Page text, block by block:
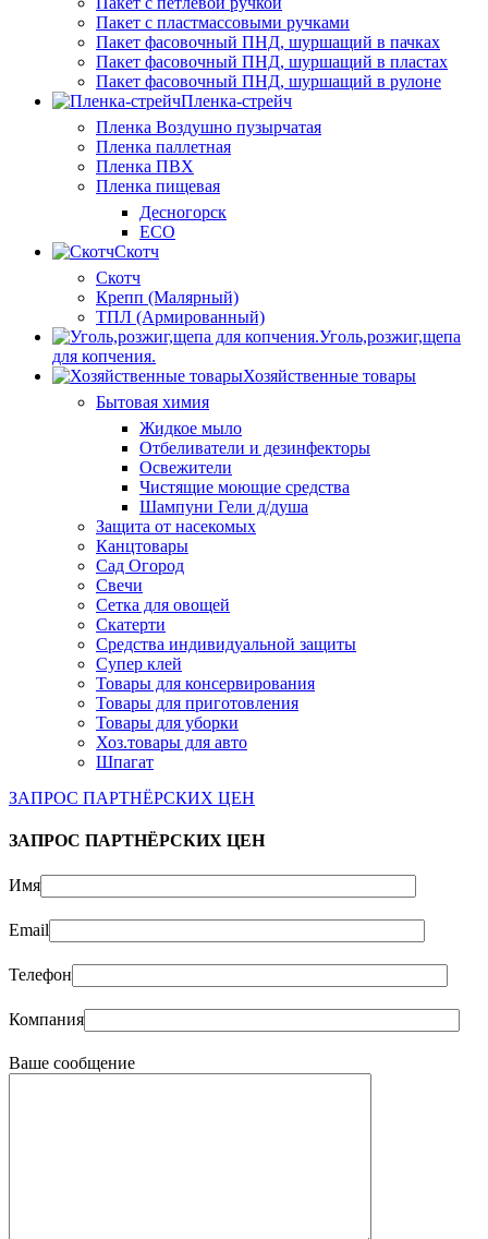
Пакет с пластмассовыми ручками
Пакет фасовочный ПНД, шуршащий в пачках
Пакет фасовочный ПНД, шуршащий в пластах
Пакет фасовочный ПНД, шуршащий в рулоне
Пленка-стрейч
Пленка Воздушно пузырчатая
Пленка паллетная
Пленка ПВХ
Пленка пищевая
Десногорск
ECO
Скотч
Скотч
Крепп (Малярный)
ТПЛ (Армированный)
Уголь,розжиг,щепа
для копчения.
Хозяйственные товары
Бытовая химия
Жидкое мыло
Отбеливатели и дезинфекторы
Освежители
Чистящие моющие средства
Шампуни Гели д/душа
Защита от насекомых
Канцтовары
Сад Огород
Свечи
Сетка для овощей
Скатерти
Средства индивидуальной защиты
Супер клей
Товары для консервирования
Товары для приготовления
Товары для уборки
Хоз.товары для авто
Шпагат
ЗАПРОС ПАРТНЁРСКИХ ЦЕН
ЗАПРОС ПАРТНЁРСКИХ ЦЕН
Имя
Email
Телефон
Компания
Ваше сообщение